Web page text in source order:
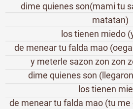
dime quienes son(mami tu
matatan)
los tienen miedo
de menear tu falda mao
y meterle sazon zon zon
dime quienes son
los tienen
de menear tu falda mao (tu